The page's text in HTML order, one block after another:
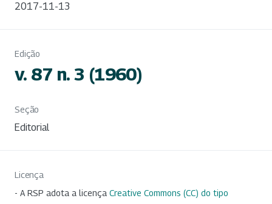
2017-11-13
Edição
v. 87 n. 3 (1960)
Seção
Editorial
Licença
- A RSP adota a licença Creative Commons (CC) do tipo